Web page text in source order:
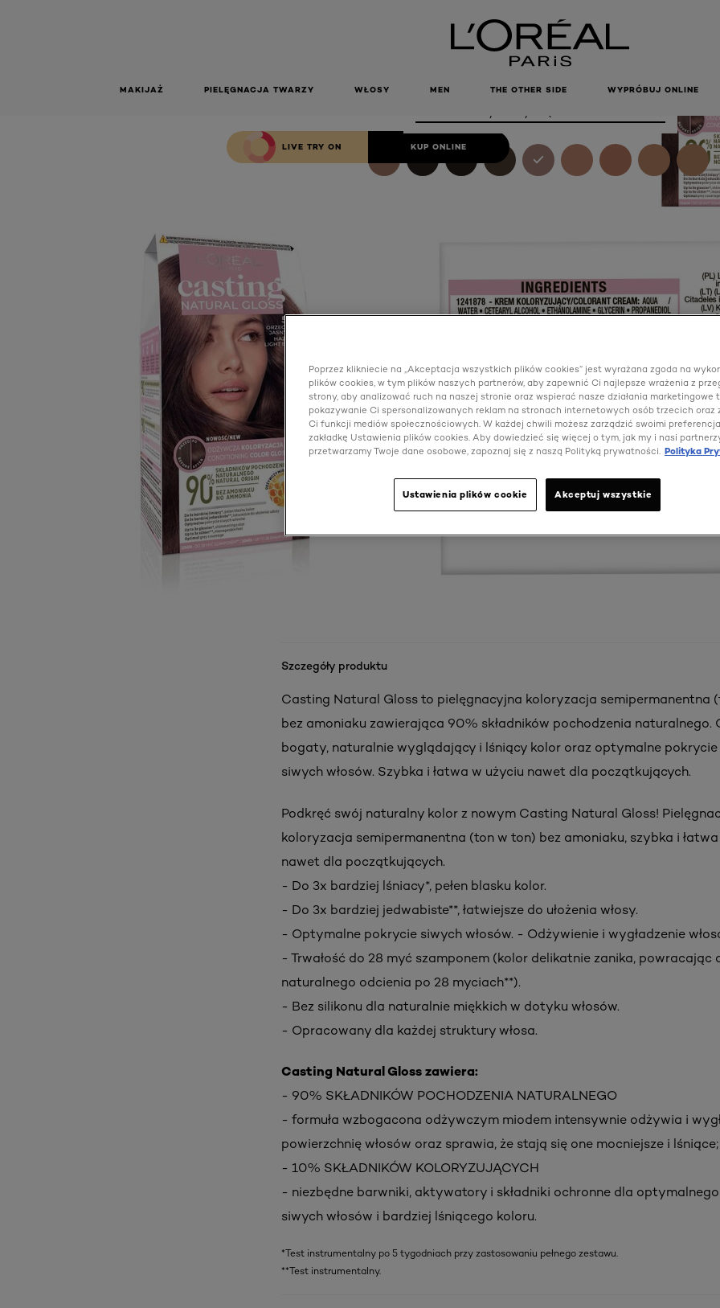
MAKIJAŻ PIELĘGNACJA TWARZY WŁOSY MEN THE OTHER SIDE WYPRÓBUJ ONLINE
ORZECHOWY JASNY
LIVE TRY ON KUP ONLINE
Szczegóły produktu
Casting Natural Gloss to pielęgnacyjna koloryzacja semipermanentna
bez amoniaku zawierająca 90% składników pochodzenia naturalnego.
bogaty, naturalnie wyglądający i lśniący kolor oraz optymalne
siwych włosów. Szybka i łatwa w użyciu nawet dla początkujących.
Podkręć swój naturalny kolor z nowym Casting Natural Gloss!
koloryzacja semipermanentna (ton w ton) bez amoniaku, szybka i
nawet dla początkujących.
- Do 3x bardziej lśniacy*, pełen blasku kolor.
- Do 3x bardziej jedwabiste**, łatwiejsze do ułożenia włosy.
- Optymalne pokrycie siwych włosów. - Odżywienie i wygładzenie
- Trwałość do 28 myć szamponem (kolor delikatnie zanika, powracając
naturalnego odcienia po 28 myciach**).
- Bez silikonu dla naturalnie miękkich w dotyku włosów.
- Opracowany dla każdej struktury włosa.
Casting Natural Gloss zawiera:
- 90% SKŁADNIKÓW POCHODZENIA NATURALNEGO
- formuła wzbogacona odżywczym miodem intensywnie odżywia i
powierzchnię włosów oraz sprawia, że stają się one mocniejsze i lśniące;
- 10% SKŁADNIKÓW KOLORYZUJĄCYCH
- niezbędne barwniki, aktywatory i składniki ochronne dla
siwych włosów i bardziej lśniącego koloru.
*Test instrumentalny po 5 tygodniach przy zastosowaniu pełnego zestawu.
**Test instrumentalny.
Poprzez klikniecie na „Akceptacja wszystkich plików cookies” jest wyrażana zgoda na
plików cookies, w tym plików naszych partnerów, aby zapewnić Ci najlepsze wrażenia z
strony, aby analizować ruch na naszej stronie oraz wspierać nasze działania marketingowe
pokazywanie Ci spersonalizowanych reklam na stronach internetowych osób trzecich oraz
Ci funkcji mediów społecznościowych. W każdej chwili możesz zarządzić swoimi
zakładkę Ustawienia plików cookies. Aby dowiedzieć się więcej o tym, jak my i nasi
przetwarzamy Twoje dane osobowe, zapoznaj się z naszą Polityką prywatności. Polityka
Ustawienia plików cookie Akceptuj wszystkie